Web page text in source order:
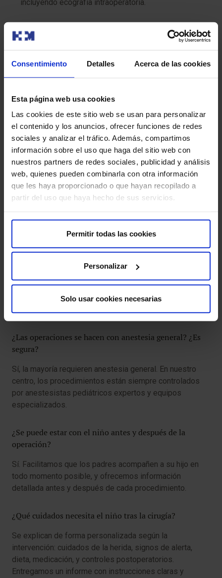
Consentimiento Detalles Acerca de las cookies
Esta página web usa cookies
Las cookies de este sitio web se usan para personalizar
el contenido y los anuncios, ofrecer funciones de redes
sociales y analizar el tráfico. Además, compartimos
información sobre el uso que haga del sitio web con
nuestros partners de redes sociales, publicidad y análisis
web, quienes pueden combinarla con otra información
que les haya proporcionado o que hayan recopilado a
partir del uso que haya hecho de sus servicios.
Permitir todas las cookies
Personalizar
Solo usar cookies necesarias
incluyendo ecografía intraoperatoria.
neonatales (UCI y UCIN)
Tecnología de monitorización avanzada para
Sistema informatizado de historia clínica y
gestión de imágenes
, para una atención integral y
segura.
Preguntas frecuentes
¿A qué edad se pueden operar los niños?
Desde el nacimiento. Existen cirugías que deben hacerse
¿Cuánto dura la hospitalización tras una cirugía?
intervenciones se hacen de forma ambulatoria (el mismo
día se va a casa) y otras requieren uno o varios días de
ingreso, especialmente en cirugías complejas.
¿Las operaciones se hacen con anestesia general? ¿Es
segura?
Sí, la mayoría requieren anestesia general. En nuestro
centro, los procedimientos están siempre controlados
por anestesistas pediátricos expertos y equipos
especializados.
¿Se puede estar con el niño antes y después de la
operación?
Sí. Facilitamos que los padres acompañen a su hijo en
todo momento posible, y ofrecemos información
detallada antes y después de cada procedimiento.
¿Qué cuidados necesita el niño tras la cirugía?
Se explican de forma personalizada según la
intervención: cuidados de la herida, signos de alerta,
dieta, medicación, y controles postoperatorios.
Entregamos un informe con instrucciones claras y